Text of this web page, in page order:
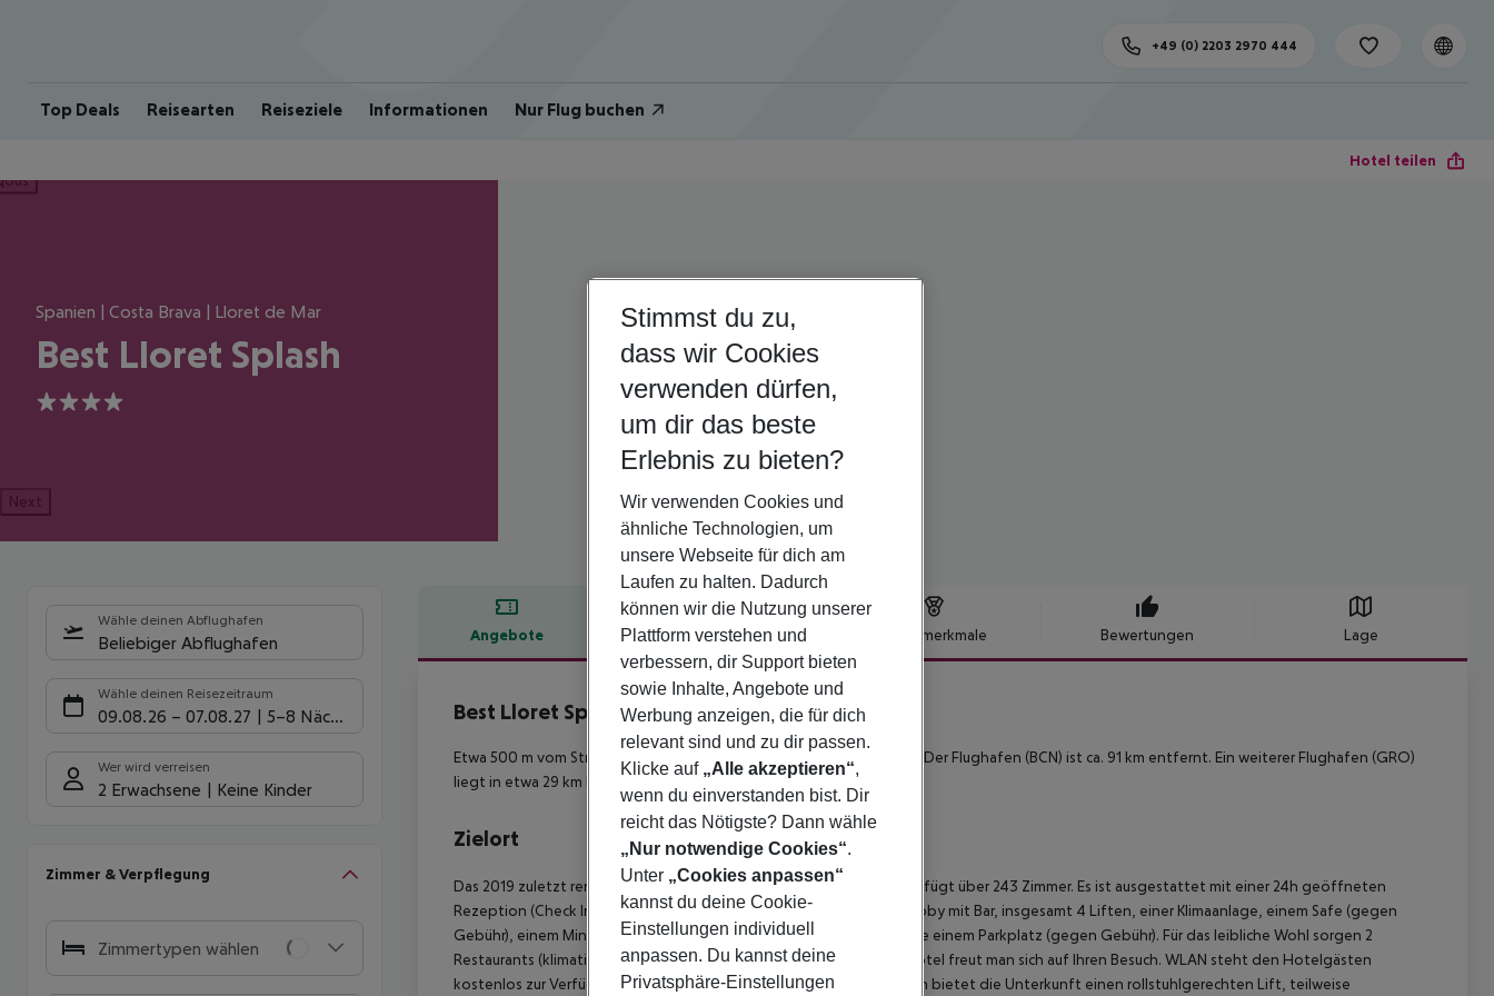
Top Deals Reisearten Reiseziele Informationen Nur Flug buchen
+49 (0) 2203 2970 444
Hotel teilen
Spanien | Costa Brava | Lloret de Mar
Best Lloret Splash
4
Next
Wähle deinen Abflughafen
Beliebiger Abflughafen
Wähle deinen Reisezeitraum
09.08.26 – 07.08.27 5-8 Nächte
Wer wird verreisen
2 Erwachsene Keine Kinder
Zimmer & Verpflegung
Zimmertypen wählen
Angebote Hotelbeschreibung Hotelmerkmale Bewertungen Lage
Hotelbeschreibung
Best Lloret Splash
4
Etwa 500 m vom Strand entfernt liegt das Hotel Best LLoret Splash. Der Flughafen (BCN) ist ca. 91 km entfernt. Ein weiterer Flughafen (GRO)
liegt in etwa 29 km Entfernung.
Zielort
Das 2019 zuletzt renovierte, 3-geschossige 2. Reihe-Strandhotel verfügt über 243 Zimmer. Es ist ausgestattet mit einer 24h geöffneten
Rezeption (Check In ab 13:00 Uhr, Check out bis 10:00 Uhr), einer Lobby mit Bar, insgesamt 4 Liften, einer Klimaanlage, einem Safe (gegen
Gebühr), einem Minimarkt, diversen weiteren Shops, ein Casino sowie einem Parkplatz (gegen Gebühr). Für das leibliche Wohl sorgen 2
Restaurants (klimatisiert) und eine Snackbar. In den beiden Bars im Hotel freut man sich auf Ihren Besuch. WLAN steht den Hotelgästen
kostenlos zur Verfügung. Für Gäste mit körperlichen Einschränkungen bietet die Unterkunft einen rollstuhlgerechten Lift, teilweise
Stimmst du zu,
dass wir Cookies
verwenden dürfen,
um dir das beste
Erlebnis zu bieten?
Wir verwenden Cookies und
ähnliche Technologien, um
unsere Webseite für dich am
Laufen zu halten. Dadurch
können wir die Nutzung unserer
Plattform verstehen und
verbessern, dir Support bieten
sowie Inhalte, Angebote und
Werbung anzeigen, die für dich
relevant sind und zu dir passen.
Klicke auf „Alle akzeptieren“,
wenn du einverstanden bist. Dir
reicht das Nötigste? Dann wähle
„Nur notwendige Cookies“.
Unter „Cookies anpassen“
kannst du deine Cookie-
Einstellungen individuell
anpassen. Du kannst deine
Privatsphäre-Einstellungen